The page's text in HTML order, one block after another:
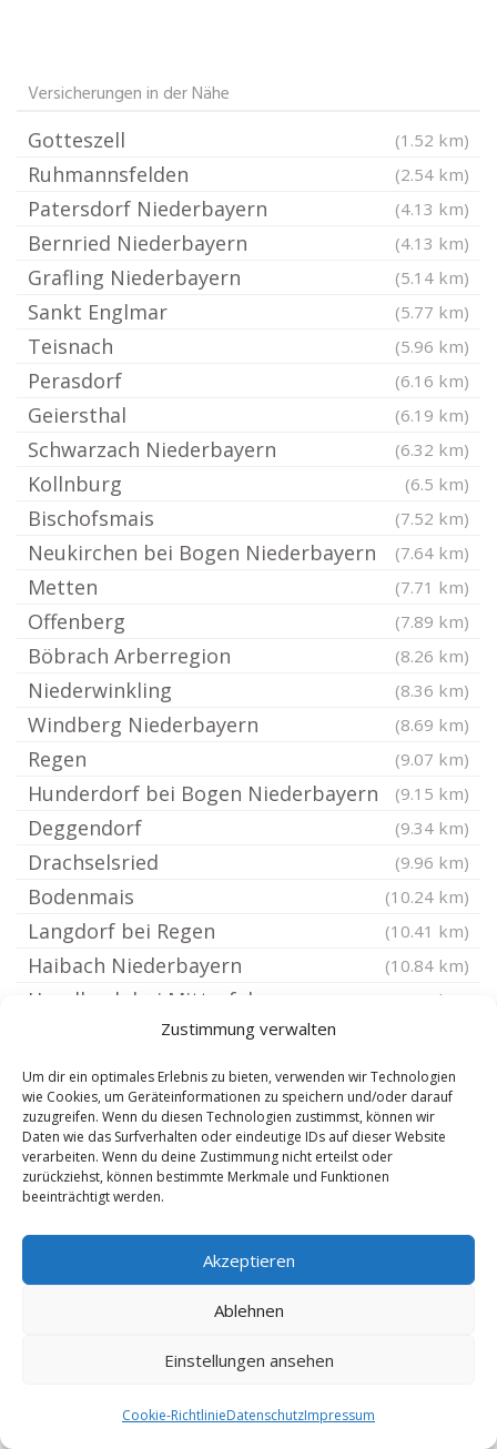
Zustimmung verwalten
Um dir ein optimales Erlebnis zu bieten, verwenden wir Technologien
wie Cookies, um Geräteinformationen zu speichern und/oder darauf
zuzugreifen. Wenn du diesen Technologien zustimmst, können wir
Daten wie das Surfverhalten oder eindeutige IDs auf dieser Website
verarbeiten. Wenn du deine Zustimmung nicht erteilst oder
zurückziehst, können bestimmte Merkmale und Funktionen
beeinträchtigt werden.
Akzeptieren
Ablehnen
Einstellungen ansehen
Cookie-RichtlinieDatenschutzImpressum
Versicherungen in der Nähe
Gotteszell (1.52 km)
Ruhmannsfelden (2.54 km)
Patersdorf Niederbayern (4.13 km)
Bernried Niederbayern (4.13 km)
Grafling Niederbayern (5.14 km)
Sankt Englmar (5.77 km)
Teisnach (5.96 km)
Perasdorf (6.16 km)
Geiersthal (6.19 km)
Schwarzach Niederbayern (6.32 km)
Kollnburg (6.5 km)
Bischofsmais (7.52 km)
Neukirchen bei Bogen Niederbayern (7.64 km)
Metten (7.71 km)
Offenberg (7.89 km)
Böbrach Arberregion (8.26 km)
Niederwinkling (8.36 km)
Windberg Niederbayern (8.69 km)
Regen (9.07 km)
Hunderdorf bei Bogen Niederbayern (9.15 km)
Deggendorf (9.34 km)
Drachselsried (9.96 km)
Bodenmais (10.24 km)
Langdorf bei Regen (10.41 km)
Haibach Niederbayern (10.84 km)
Haselbach bei Mitterfels (11.13 km)
Rattenberg Niederbayern (11.57 km)
Irlbach an der Donau (11.59 km)
Bogen Niederbayern (11.86 km)
Arnbruck (11.97 km)
Konzell
Stephansposching (12 km)
Lalling Niederbayern
Straßkirchen an der Donau